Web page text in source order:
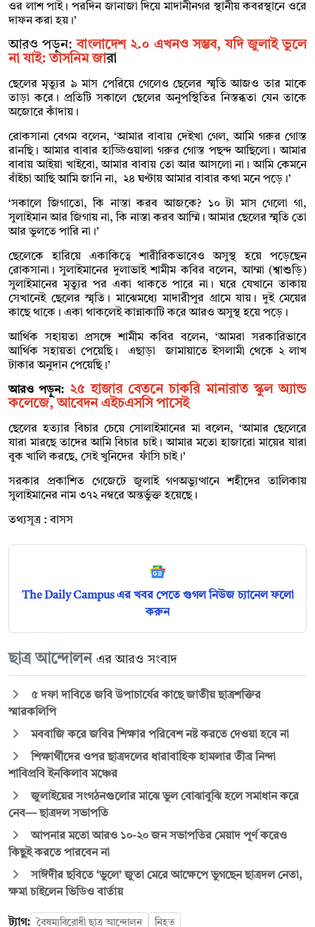
ওর লাশ পাই। পরদিন জানাজা দিয়ে মাদানীনগর স্থানীয় কবরস্থানে ওরে
দাফন করা হয়।’
আরও পড়ুন:বাংলাদেশ ২.০ এখনও সম্ভব, যদি জুলাই ভুলে
না যাই: তাসনিম জারা
ছেলের মৃত্যুর ৯ মাস পেরিয়ে গেলেও ছেলের স্মৃতি আজও তার মাকে
তাড়া করে। প্রতিটি সকালে ছেলের অনুপস্থিতির নিস্তব্ধতা যেন তাকে
অজোরে কাঁদায়।
রোকসানা বেগম বলেন, ‘আমার বাবায় দেইখা গেল, আমি গরুর গোস্ত
রানছি। আমার বাবার হাড্ডিওয়ালা গরুর গোস্ত পছন্দ আছিলো। আমার
বাবায় আইয়া খাইবো, আমার বাবায় তো আর আসলো না। আমি কেমনে
বাঁইচা আছি আমি জানি না, ২৪ ঘণ্টায় আমার বাবার কথা মনে পড়ে।’
‘সকালে জিগাতো, কি নাস্তা করব আজকে? ১০ টা মাস গেলো গা,
সুলাইমান আর জিগায় না, কি নাস্তা করব আম্মি। আমার ছেলের স্মৃতি তো
আর ভুলতে পারি না।’
ছেলেকে হারিয়ে একাকিত্বে শারীরিকভাবেও অসুস্থ হয়ে পড়েছেন
রোকসানা। সুলাইমানের দুলাভাই শামীম কবির বলেন, আম্মা (শ্বাশুড়ি)
সুলাইমানের মৃত্যুর পর একা থাকতে পারে না। ঘরে যেখানে তাকায়
সেখানেই ছেলের স্মৃতি। মাঝেমধ্যে মাদারীপুর গ্রামে যায়। দুই মেয়ের
কাছে থাকে। একা থাকলেই কান্নাকাটি করে আরও অসুস্থ হয়ে পড়ে।
আর্থিক সহায়তা প্রসঙ্গে শামীম কবির বলেন, ‘আমরা সরকারিভাবে
আর্থিক সহায়তা পেয়েছি। এছাড়া জামায়াতে ইসলামী থেকে ২ লাখ
টাকার অনুদান পেয়েছি।’
আরও পড়ুন: ২৫ হাজার বেতনে চাকরি মানারাত স্কুল অ্যান্ড
কলেজে, আবেদন এইচএসসি পাসেই
ছেলের হত্যার বিচার চেয়ে সোলাইমানের মা বলেন, ‘আমার ছেলেরে
যারা মারছে তাদের আমি বিচার চাই। আমার মতো হাজারো মায়ের যারা
বুক খালি করছে, সেই খুনিদের ফাঁসি চাই।’
সরকার প্রকাশিত গেজেটে জুলাই গণঅভ্যুত্থানে শহীদের তালিকায়
সুলাইমানের নাম ৩৭২ নম্বরে অন্তর্ভুক্ত হয়েছে।
তথ্যসূত্র : বাসস
The Daily Campus এর খবর পেতে গুগল নিউজ চ্যানেল ফলো
করুন
ছাত্র আন্দোলন এর আরও সংবাদ
৫ দফা দাবিতে জবি উপাচার্যের কাছে জাতীয় ছাত্রশক্তির
স্মারকলিপি
মববাজি করে জবির শিক্ষার পরিবেশ নষ্ট করতে দেওয়া হবে না
শিক্ষার্থীদের ওপর ছাত্রদলের ধারাবাহিক হামলার তীব্র নিন্দা
শাবিপ্রবি ইনকিলাব মঞ্চের
জুলাইয়ের সংগঠনগুলোর মাঝে ভুল বোঝাবুঝি হলে সমাধান করে
নেব— ছাত্রদল সভাপতি
আপনার মতো আরও ১০-২০ জন সভাপতির মেয়াদ পূর্ণ করেও
কিছুই করতে পারবেন না
সাঈদীর ছবিতে ‘ভুলে’ জুতা মেরে আক্ষেপে ভুগছেন ছাত্রদল নেতা,
ক্ষমা চাইলেন ভিডিও বার্তায়
ট্যাগ: বৈষম্যবিরোধী ছাত্র আন্দোলন নিহত